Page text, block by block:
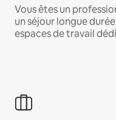
Vous êtes un
un séjour longue
espaces de travail